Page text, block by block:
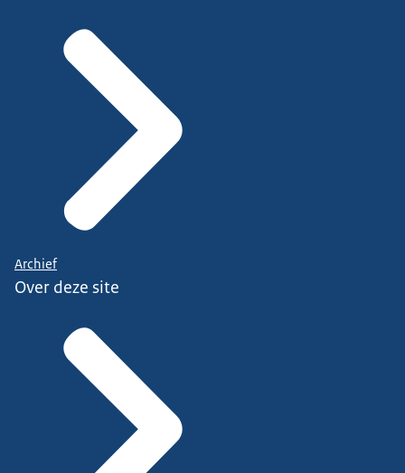
Archief
Over deze site